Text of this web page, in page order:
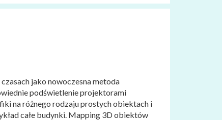
jako nowoczesna metoda
podświetlenie projektorami
na różnego rodzaju prostych obiektach i
całe budynki. Mapping 3D obiektów